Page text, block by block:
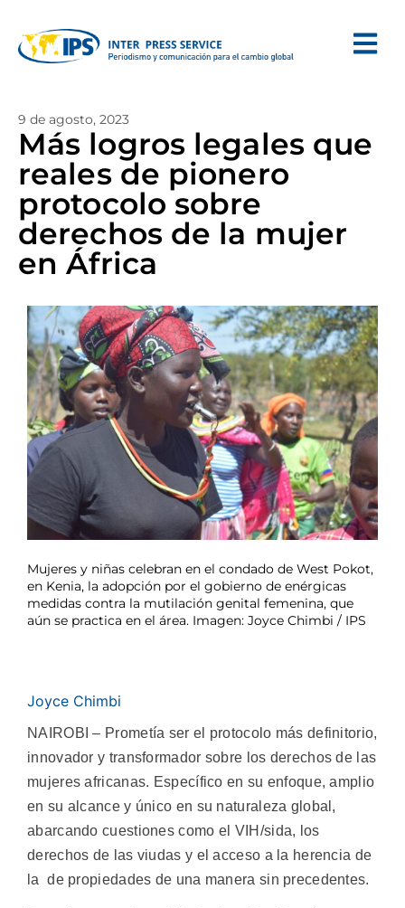
9 de agosto, 2023
Más logros legales que
reales de pionero
protocolo sobre
derechos de la mujer
en África
Mujeres y niñas celebran en el condado de West Pokot,
en Kenia, la adopción por el gobierno de enérgicas
medidas contra la mutilación genital femenina, que
aún se practica en el área. Imagen: Joyce Chimbi / IPS
Joyce Chimbi
NAIROBI – Prometía ser el protocolo más definitorio,
innovador y transformador sobre los derechos de las
mujeres africanas. Específico en su enfoque, amplio
en su alcance y único en su naturaleza global,
abarcando cuestiones como el VIH/sida, los
derechos de las viudas y el acceso a la herencia de
la de propiedades de una manera sin precedentes.